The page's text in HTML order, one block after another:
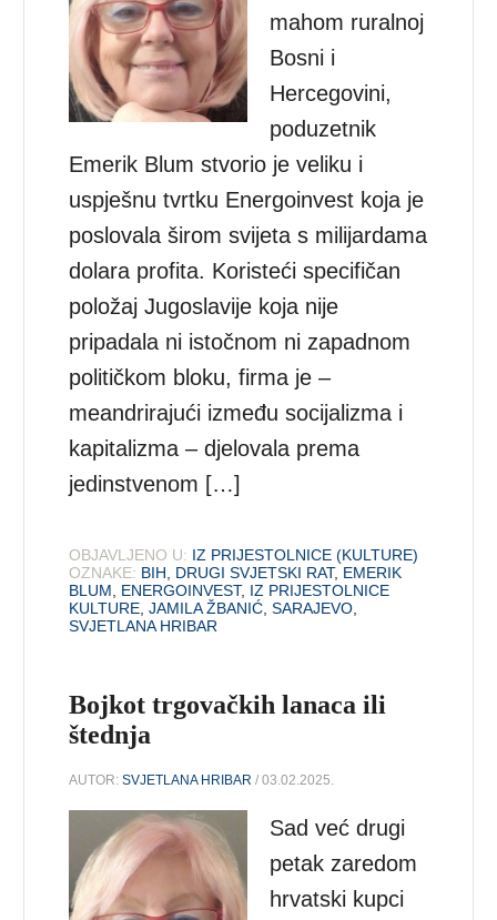
mahom ruralnoj
Bosni i
Hercegovini,
poduzetnik
Emerik Blum stvorio je veliku i
uspješnu tvrtku Energoinvest koja je
poslovala širom svijeta s milijardama
dolara profita. Koristeći specifičan
položaj Jugoslavije koja nije
pripadala ni istočnom ni zapadnom
političkom bloku, firma je –
meandrirajući između socijalizma i
kapitalizma – djelovala prema
jedinstvenom […]
OBJAVLJENO U: IZ PRIJESTOLNICE (KULTURE)
OZNAKE: BIH DRUGI SVJETSKI RAT, EMERIK
BLUM
ENERGOINVEST, IZ PRIJESTOLNICE
KULTURE ,JAMILA ŽBANIĆ ,SARAJEVO
SVJETLANA HRIBAR
Bojkot trgovačkih lanaca ili
štednja
AUTOR:SVJETLANA HRIBAR / 03.02.2025.
Sad već drugi
petak zaredom
hrvatski kupci